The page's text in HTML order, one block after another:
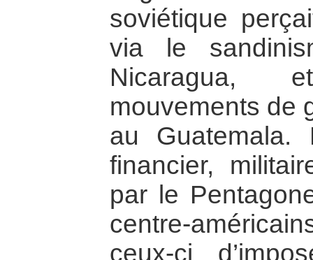
soviétique
via le
Nicaragua,
mouvements de
au Guatemala.
financier,
par le
centre-
ceux-ci